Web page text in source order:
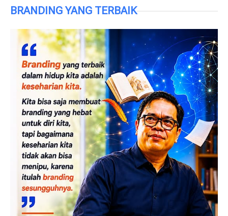
BRANDING YANG TERBAIK